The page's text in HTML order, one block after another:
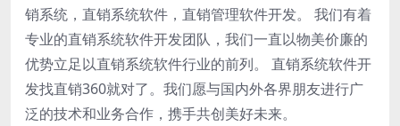
销系统，直销系统软件，直销管理软件开发。 我们有着
专业的直销系统软件开发团队，我们一直以物美价廉的
优势立足以直销系统软件行业的前列。 直销系统软件开
发找直销360就对了。我们愿与国内外各界朋友进行广
泛的技术和业务合作，携手共创美好未来。